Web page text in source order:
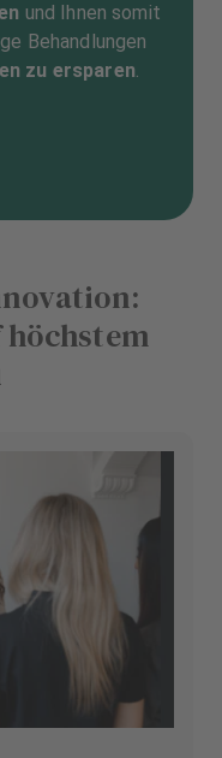
und Ihnen somit
Behandlungen
zu ersparen.